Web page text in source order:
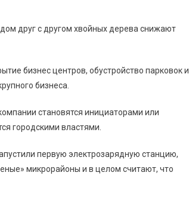
друг с другом хвойных дерева снижают
бизнес центров, обустройство парковок и
бизнеса.
становятся инициаторами или
городскими властями.
первую электрозарядную станцию,
микрорайоны и в целом считают, что